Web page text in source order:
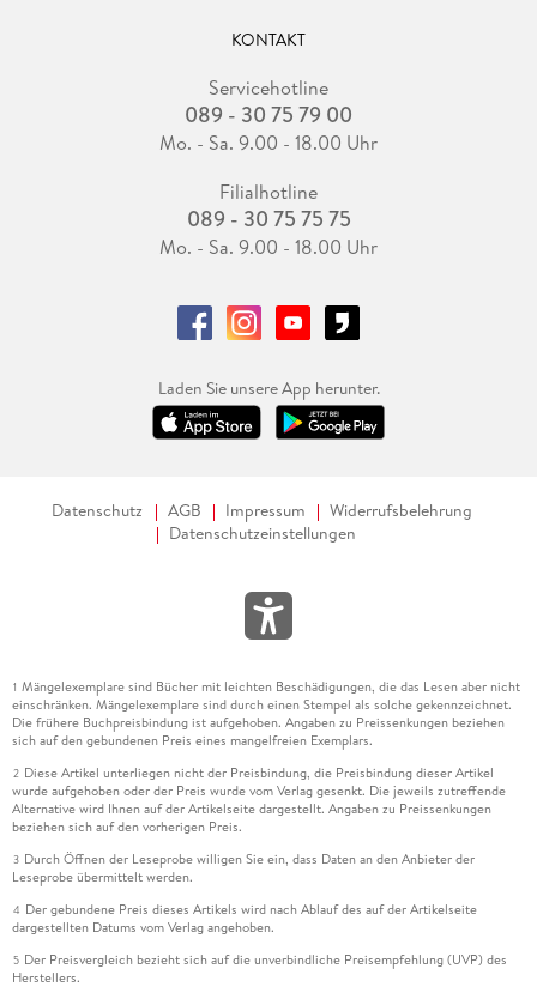
KONTAKT
Servicehotline
089 - 30 75 79 00
Mo. - Sa. 9.00 - 18.00 Uhr
Filialhotline
089 - 30 75 75 75
Mo. - Sa. 9.00 - 18.00 Uhr
Laden Sie unsere App herunter.
Datenschutz AGB Impressum
Widerrufsbelehrung
Datenschutzeinstellungen
1 Mängelexemplare sind Bücher mit leichten Beschädigungen, die das Lesen aber nicht
einschränken. Mängelexemplare sind durch einen Stempel als solche gekennzeichnet.
Die frühere Buchpreisbindung ist aufgehoben. Angaben zu Preissenkungen beziehen
sich auf den gebundenen Preis eines mangelfreien Exemplars.
2 Diese Artikel unterliegen nicht der Preisbindung, die Preisbindung dieser Artikel
wurde aufgehoben oder der Preis wurde vom Verlag gesenkt. Die jeweils zutreffende
Alternative wird Ihnen auf der Artikelseite dargestellt. Angaben zu Preissenkungen
beziehen sich auf den vorherigen Preis.
3 Durch Öffnen der Leseprobe willigen Sie ein, dass Daten an den Anbieter der
Leseprobe übermittelt werden.
4 Der gebundene Preis dieses Artikels wird nach Ablauf des auf der Artikelseite
dargestellten Datums vom Verlag angehoben.
5 Der Preisvergleich bezieht sich auf die unverbindliche Preisempfehlung (UVP) des
Herstellers.